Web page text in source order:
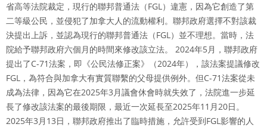
省高等法院裁定，現行的聯邦普通法（FGL）違憲，因為它創造了第
二等級公民，並侵犯了加拿大人的流動權利。聯邦政府選擇不對該裁
決提出上訴，並認為現行的聯邦普通法（FGL）並不理想。當時，法
院給予聯邦政府六個月的時間來修改該立法。 2024年5月，聯邦政府
提出了C-71法案，即《公民法修正案》（2024年），該法案提議修改
FGL，為符合與加拿大有實質聯繫的父母提供例外。但C-71法案從未
成為法律，因為它在2025年3月議會休會時就失效了，法院進一步延
長了修改該法案的最後期限，最近一次延長至2025年11月20日。
2025年3月13日，聯邦政府推出了臨時措施，允許受到FGL影響的人